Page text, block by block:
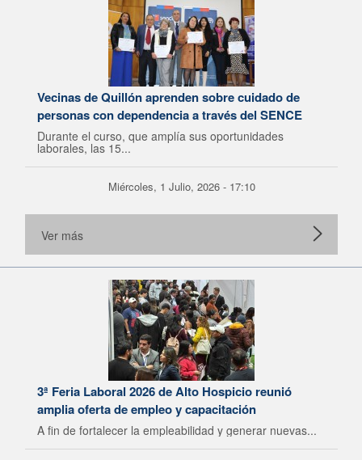
Vecinas de Quillón aprenden sobre cuidado de
personas con dependencia a través del SENCE
Durante el curso, que amplía sus oportunidades
laborales, las 15...
Miércoles, 1 Julio, 2026 - 17:10
Ver más
3ª Feria Laboral 2026 de Alto Hospicio reunió
amplia oferta de empleo y capacitación
A fin de fortalecer la empleabilidad y generar nuevas...